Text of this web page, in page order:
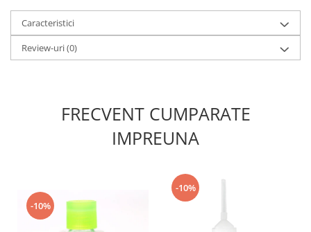
Vegetatie
Sol Diorama
The Army Painter
Accesorii pictura The Army Painter
Seturi Vopsele
Spray
Speedpaint Markers
Caracteristici
Review-uri(0)
FRECVENT CUMPARATE
IMPREUNA
-10%
-10%